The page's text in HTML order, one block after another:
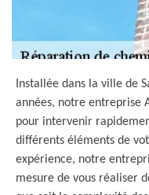
Installée dans la ville de
années, notre entreprise
pour intervenir
différents éléments de
expérience, notre
mesure de vous réaliser